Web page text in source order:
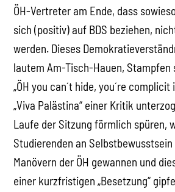
ÖH-Vertreter am Ende, dass
sich (positiv) auf BDS beziehen,
werden. Dieses
lautem Am-Tisch-Hauen, Stampfen
„ÖH you can´t hide, you´re complicit
„Viva Palästina“ einer Kritik
Laufe der Sitzung förmlich spüren,
Studierenden an
Manövern der ÖH gewannen und
einer kurzfristigen „Besetzung“